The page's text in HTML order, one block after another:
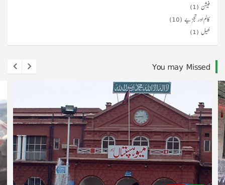
فیشن (1)
کالم اور تجزیے (10)
کھیل (1)
You may Missed